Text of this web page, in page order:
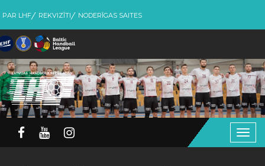
PAR LHF REKVIZĪTI NODERĪGAS SAITES